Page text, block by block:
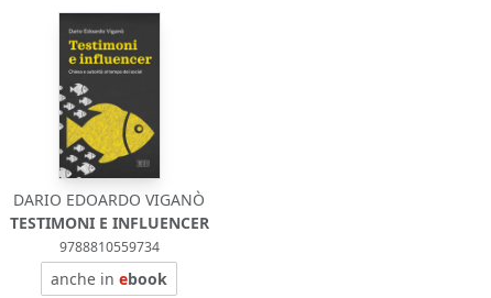
DARIO EDOARDO VIGANÒ
TESTIMONI E INFLUENCER
9788810559734
anche inebook